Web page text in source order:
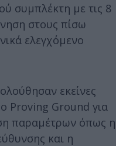
συμπλέκτη με τις 8
στους πίσω
ελεγχόμενο
εκείνες
Proving Ground για
παραμέτρων όπως η
και η